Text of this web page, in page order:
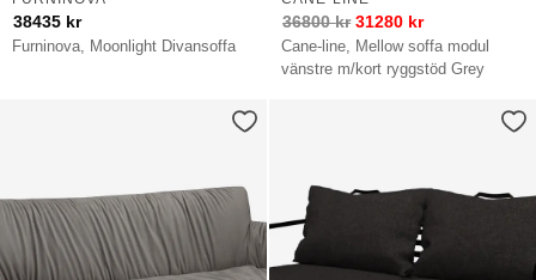
Furninova, Moonlight Divansoffa
38435 kr
Cane-line, Mellow soffa modul
vänstre m/kort ryggstöd Grey
36800kr 31280 kr